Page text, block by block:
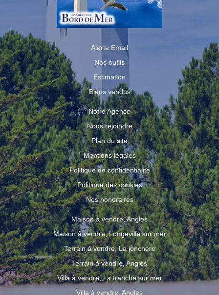
Alerte Email
Nos outils
Estimation
Biens vendus
Notre Agence
Nous rejoindre
Plan du site
Mentions légales
Politique de confidentialité
Politique des cookies
Nos honoraires
Maison à vendre, Angles
Maison à vendre, Longeville sur mer
Terrain à vendre, La jonchere
Terrain à vendre, Angles
Villa à vendre, La tranche sur mer
Villa à vendre, Angles